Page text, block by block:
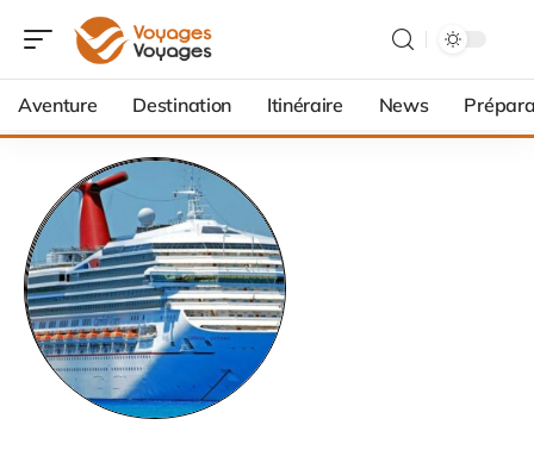
Aventure Destination Itinéraire News